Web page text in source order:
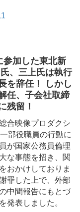
参加した東北新
、三上氏は執行
を辞任！ しかし
任、子会社取締
残留！
合映像プロダクシ
部役職員の行動に
が国家公務員倫理
な事態を招き、関
おかけしておりま
罪した上で、外部
中間報告にもとづ
発表しました。